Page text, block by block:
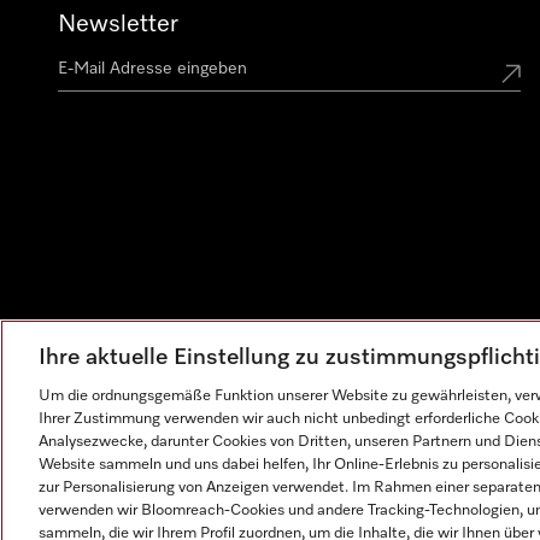
Newsletter
Ihre aktuelle Einstellung zu
Um die ordnungsgemäße Funktion unserer Website zu gewährleisten,
Ihrer Zustimmung verwenden wir auch nicht unbedingt erforderliche
Analysezwecke, darunter Cookies von Dritten, unseren Partnern und
Website sammeln und uns dabei helfen, Ihr Online-Erlebnis zu
zur Personalisierung von Anzeigen verwendet. Im Rahmen einer
verwenden wir Bloomreach-Cookies und andere Tracking-Technologien,
sammeln, die wir Ihrem Profil zuordnen, um die Inhalte, die wir Ihnen